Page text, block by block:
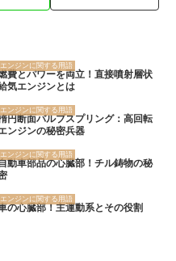
エンジンに関する用語
費とパワーを両立！直接噴射層状
気エンジンとは
エンジンに関する用語
円断面バルブスプリング：高回転
ンジンの秘密兵器
エンジンに関する用語
動車部品の心臓部！チル鋳物の秘
エンジンに関する用語
の心臓部！主運動系とその役割